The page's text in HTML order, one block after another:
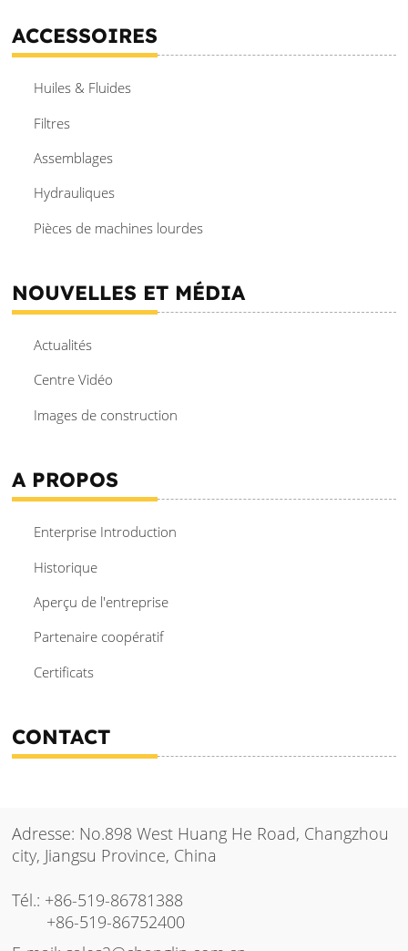
ACCESSOIRES
Huiles & Fluides
Filtres
Assemblages
Hydrauliques
Pièces de machines lourdes
NOUVELLES ET MÉDIA
Actualités
Centre Vidéo
Images de construction
A PROPOS
Enterprise Introduction
Historique
Aperçu de l'entreprise
Partenaire coopératif
Certificats
CONTACT
Adresse: No.898 West Huang He Road, Changzhou
city, Jiangsu Province, China
Tél.: +86-519-86781388
+86-519-86752400